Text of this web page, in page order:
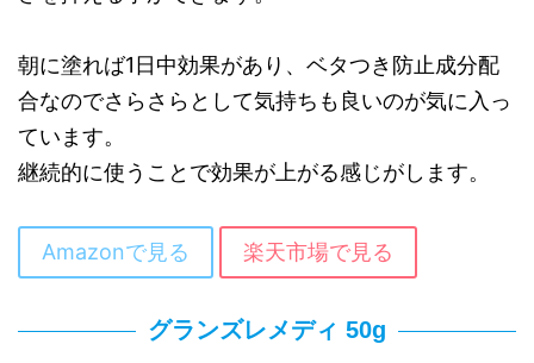
朝に塗れば1日中効果があり、ベタつき防止成分配
合なのでさらさらとして気持ちも良いのが気に入っ
ています。
継続的に使うことで効果が上がる感じがします。
Amazonで見る 楽天市場で見る
グランズレメディ 50g